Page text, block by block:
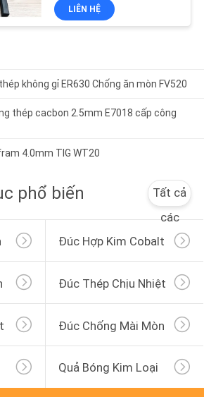
LIÊN HỆ
không gỉ ER630 Chống ăn mòn FV520
thép cacbon 2.5mm E7018 cấp công
4.0mm TIG WT20
phổ biến
Tất cả
các
Đúc Hợp Kim Cobalt
Đúc Thép Chịu Nhiệt
Đúc Chống Mài Mòn
Quả Bóng Kim Loại